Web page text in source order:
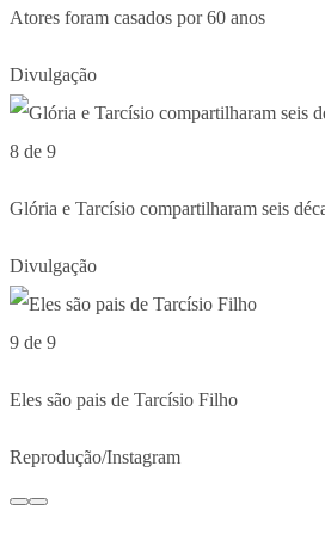
Atores foram casados por 60 anos
Divulgação
8 de 9
Glória e Tarcísio compartilharam seis
Divulgação
9 de 9
Eles são pais de Tarcísio Filho
Reprodução/Instagram